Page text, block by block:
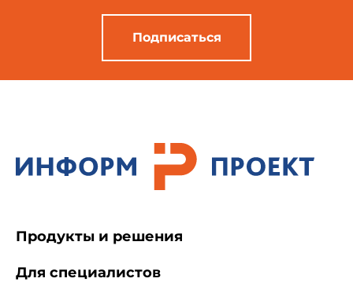
Подписаться
Продукты и решения
Для специалистов